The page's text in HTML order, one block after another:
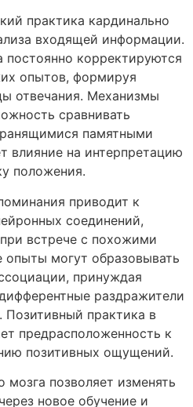
практика кардинально
входящей информации.
корректируются
опытов, формируя
отвечания. Механизмы
сравнивать
памятными
влияние на интерпретацию
положения.
приводит к
соединений,
встрече с похожими
могут образовывать
принуждая
раздражители
практика в
предрасположенность к
позитивных ощущений.
мозга позволяет изменять
новое обучение и